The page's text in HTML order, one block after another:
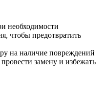
необходимости
чтобы предотвратить
на наличие повреждений
замену и избежать